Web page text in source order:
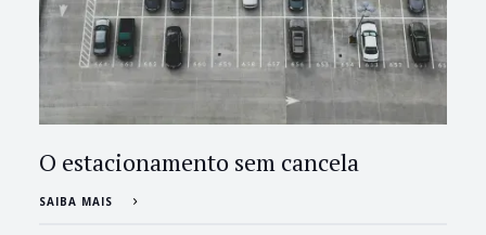
O estacionamento sem cancela
SAIBA MAIS